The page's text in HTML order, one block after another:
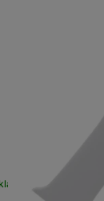
na 1 prodejně